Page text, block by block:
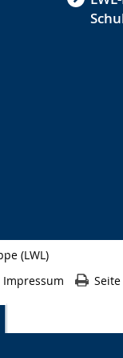
(LWL)
Impressum